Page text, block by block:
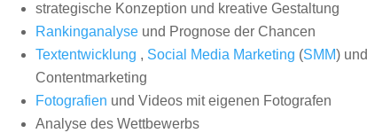
strategische Konzeption und kreative Gestaltung
Rankinganalyseund Prognose der Chancen
Textentwicklung , Social Media Marketing (SMM) und
Contentmarketing
Fotografien und Videos mit eigenen Fotografen
Analyse des Wettbewerbs